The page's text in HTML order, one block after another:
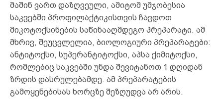
მაშინ ვართ დაზღვეული, ამიტომ უმჯობესია
საკვებში პროფილაქტიკისთვის ჩავდოთ
მიკოტოქსინების საწინააღმდეგო პრეპარატი. ამ
მხრივ, შეუცვლელია, ბიოლოგიური პრეპარატები:
ანტიტოქსი, სუპერანტიტოქსი, აპსა ქიმიტოქსი,
რომლებიც საკვებში უნდა შევიტანოთ 1 დღიდან
ზრდის დასრულებამდე. ამ პრეპარატების
გამოყენებისას ხორცზე შეზღუდვა არ არის.